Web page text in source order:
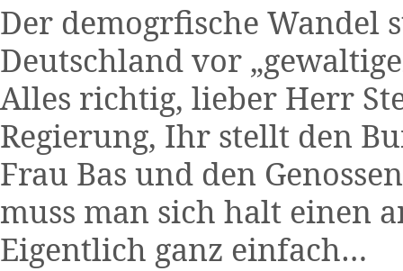
Der demogrfische Wandel
Deutschland vor
Alles richtig, lieber Herr
Regierung, Ihr stellt den
Frau Bas und den
muss man sich halt einen
Eigentlich ganz einfach…